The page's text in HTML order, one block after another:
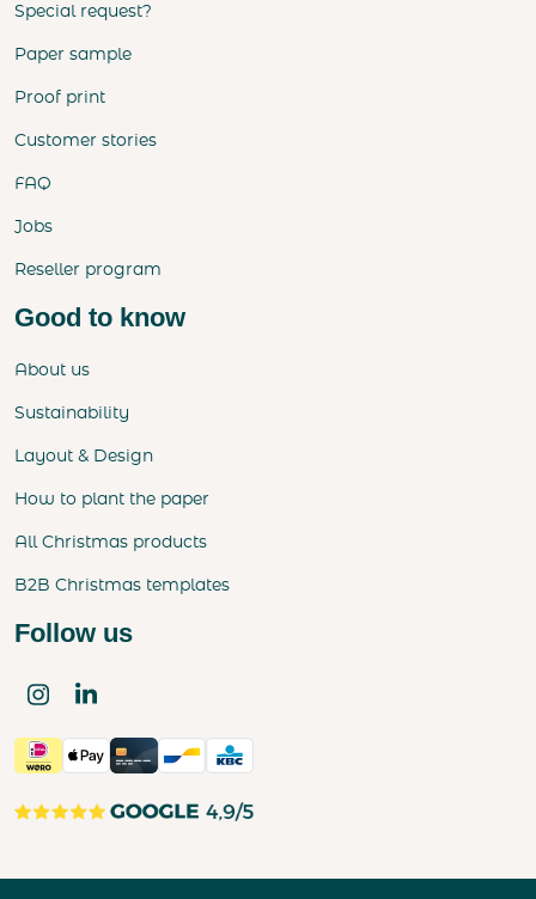
Special request?
Paper sample
Proof print
Customer stories
FAQ
Jobs
Reseller program
Good to know
About us
Sustainability
Layout & Design
How to plant the paper
All Christmas products
B2B Christmas templates
Follow us